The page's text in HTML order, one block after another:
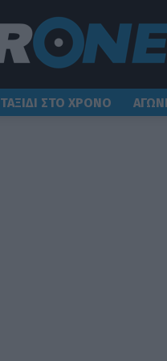
ΤΑΞΙΔΙ ΣΤΟ ΧΡΟΝΟ